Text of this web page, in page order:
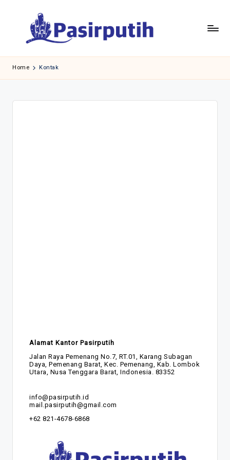
Home Kontak
Alamat Kantor Pasirputih
Jalan Raya Pemenang No.7, RT.01, Karang Subagan
Daya, Pemenang Barat, Kec. Pemenang, Kab. Lombok
Utara, Nusa Tenggara Barat, Indonesia. 83352
info@pasirputih.id
mail.pasirputih@gmail.com
+62 821-4678-6868